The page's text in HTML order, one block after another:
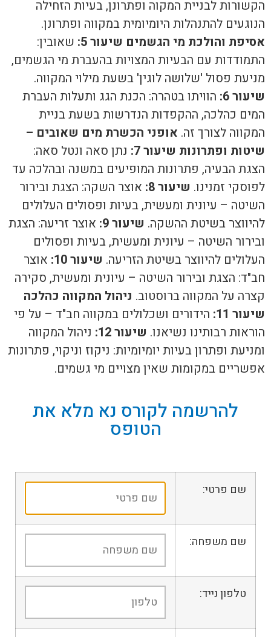
הקשורות לבניית המקוה ופתרונן, בעיות הזחילה
הנוגעים להתנהלות היומיומית במקווה ופתרונן.
אסיפת והולכת מי הגשמים שיעור 5:
שאובין:
התמודדות עם הבעיות המצויות בהעברת מי הגשמים,
מניעת פסול 'שלושה לוגין' בשעת מילוי המקווה.
שיעור 6:
הוויתו בטהרה: הכנת הגג ותעלות העברת
המים כהלכה, ההקפדות הנדרשות בשעת בניית
המקווה לצורך זה. אופני הכשרת מים שאובים –
שיטות ופתרונות שיעור 7:
נתן סאה ונטל סאה:
הצגת הבעיה, פתרונות המופיעים במשנה ובהלכה עד
לפוסקי זמנינו. שיעור 8:
אוצר השקה: הצגת ובירור
השיטה – עיונית ומעשית, בעיות ופסולים העלולים
להיווצר בשיטת ההשקה. שיעור 9:
אוצר זריעה: הצגת
ובירור השיטה – עיונית ומעשית, בעיות ופסולים
העלולים להיווצר בשיטת הזריעה. שיעור 10:
אוצר
חב"ד: הצגת ובירור השיטה – עיונית ומעשית, סקירה
קצרה על המקווה ברוסטוב. ניהול המקווה כהלכה
שיעור 11:
הידורים ושכלולים במקווה חב"ד – על פי
הוראות רבותינו נשיאנו. שיעור 12:
ניהול המקווה
ומניעת ופתרון בעיות יומיומיות: ניקוז וניקוי, פתרונות
אפשריים במקומות שאין מצויים מי גשמים.
להרשמה לקורס נא מלא את
הטופס
שם פרטי:
שם משפחה:
טלפון נייד: